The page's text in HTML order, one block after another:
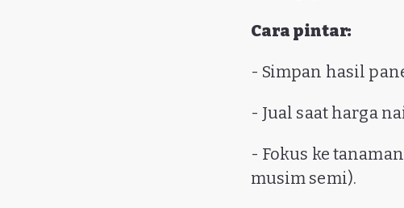
Cara pintar:
- Simpan hasil
- Jual saat harga
- Fokus ke
musim semi).